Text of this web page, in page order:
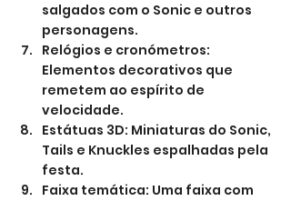
salgados com o Sonic e outros
personagens.
Relógios e cronómetros:
Elementos decorativos que
remetem ao espírito de
velocidade.
Estátuas 3D: Miniaturas do Sonic,
Tails e Knuckles espalhadas pela
festa.
Faixa temática: Uma faixa com